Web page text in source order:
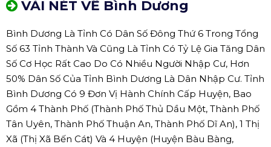
VÀI NÉT VỀ Bình Dương
Bình Dương Là Tỉnh Có Dân Số Đông Thứ 6 Trong Tổng
Số 63 Tỉnh Thành Và Cũng Là Tỉnh Có Tỷ Lệ Gia Tăng Dân
Số Cơ Học Rất Cao Do Có Nhiều Người Nhập Cư, Hơn
50% Dân Số Của Tỉnh Bình Dương Là Dân Nhập Cư. Tỉnh
Bình Dương Có 9 Đơn Vị Hành Chính Cấp Huyện, Bao
Gồm 4 Thành Phố (Thành Phố Thủ Dầu Một, Thành Phố
Tân Uyên, Thành Phố Thuận An, Thành Phố Dĩ An), 1 Thị
Xã (Thị Xã Bến Cát) Và 4 Huyện (Huyện Bàu Bàng,